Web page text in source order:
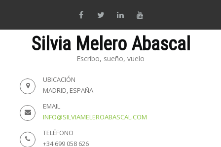
Silvia Melero Abascal
Escribo, sueño, vuelo
UBICACIÓN
MADRID, ESPAÑA
EMAIL
INFO@SILVIAMELEROABASCAL.COM
TELÉFONO
+34 699 058 626